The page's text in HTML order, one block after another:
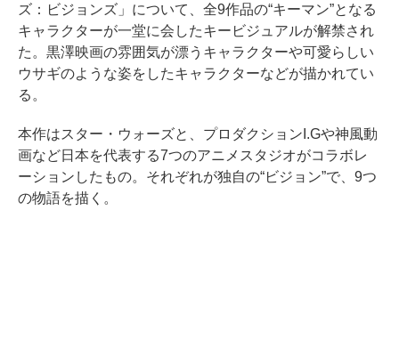
ズ：ビジョンズ」について、全9作品の“キーマン”となる
キャラクターが一堂に会したキービジュアルが解禁され
た。黒澤映画の雰囲気が漂うキャラクターや可愛らしい
ウサギのような姿をしたキャラクターなどが描かれてい
る。
本作はスター・ウォーズと、プロダクションI.Gや神風動
画など日本を代表する7つのアニメスタジオがコラボレ
ーションしたもの。それぞれが独自の“ビジョン”で、9つ
の物語を描く。